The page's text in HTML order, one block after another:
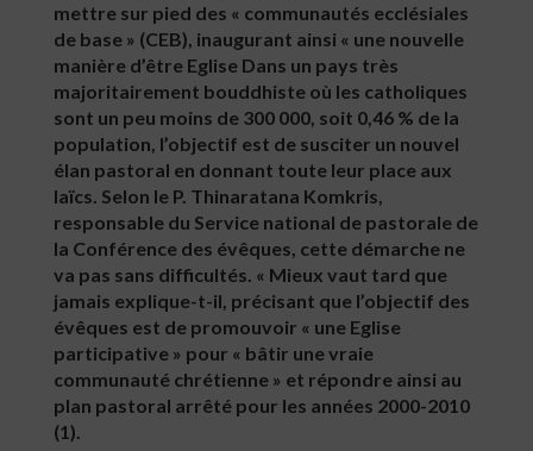
mettre sur pied des « communautés ecclésiales
de base » (CEB), inaugurant ainsi « une nouvelle
manière d’être Eglise Dans un pays très
majoritairement bouddhiste où les catholiques
sont un peu moins de 300 000, soit 0,46 % de la
population, l’objectif est de susciter un nouvel
élan pastoral en donnant toute leur place aux
laïcs. Selon le P. Thinaratana Komkris,
responsable du Service national de pastorale de
la Conférence des évêques, cette démarche ne
va pas sans difficultés. « Mieux vaut tard que
jamais explique-t-il, précisant que l’objectif des
évêques est de promouvoir « une Eglise
participative » pour « bâtir une vraie
communauté chrétienne » et répondre ainsi au
plan pastoral arrêté pour les années 2000-2010
(1).